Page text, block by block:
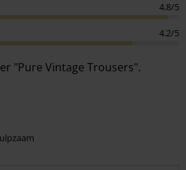
4.8/5
4.2/5
"Pure Vintage Trousers".